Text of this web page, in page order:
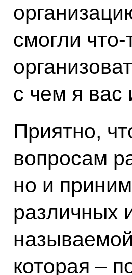
смогли
с чем я вас
Приятно,
вопросам
но и
различных
которая –